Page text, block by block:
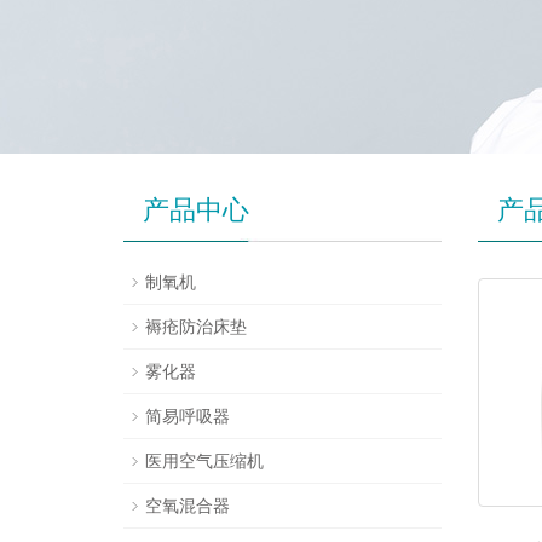
产
产品中心
制氧机
褥疮防治床垫
雾化器
简易呼吸器
医用空气压缩机
空氧混合器